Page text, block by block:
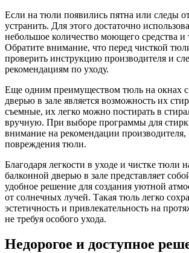
Если на тюли появились пятна или следы
устранить. Для этого достаточно
небольшое количество моющего средства и
Обратите внимание, что перед чисткой
проверить инструкцию производителя и
рекомендациям по уходу.
Еще одним преимуществом тюль на окнах
дверью в зале является возможность их
съемные, их легко можно постирать в
вручную. При выборе программы для
внимание на рекомендации производителя,
повреждения тюли.
Благодаря легкости в уходе и чистке тюли
балконной дверью в зале представляет
удобное решение для создания уютной
от солнечных лучей. Такая тюль легко
эстетичность и привлекательность на
не требуя особого ухода.
Недорогое и доступное